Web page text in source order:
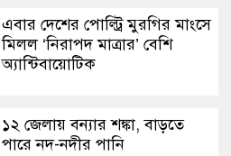
এবার দেশের পোল্ট্রি মুরগির মাংসে
মিলল ‘নিরাপদ মাত্রার’ বেশি
অ্যান্টিবায়োটিক
১২ জেলায় বন্যার শঙ্কা, বাড়তে
পারে নদ-নদীর পানি